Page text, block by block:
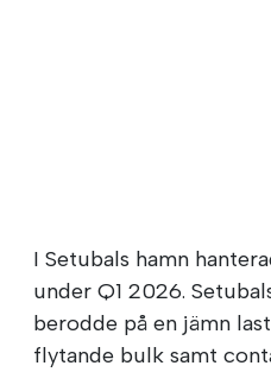
I Setubals hamn
under Q1 2026.
berodde på en jämn
flytande bulk samt